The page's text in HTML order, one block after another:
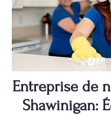
Entreprise de
Shawinigan: